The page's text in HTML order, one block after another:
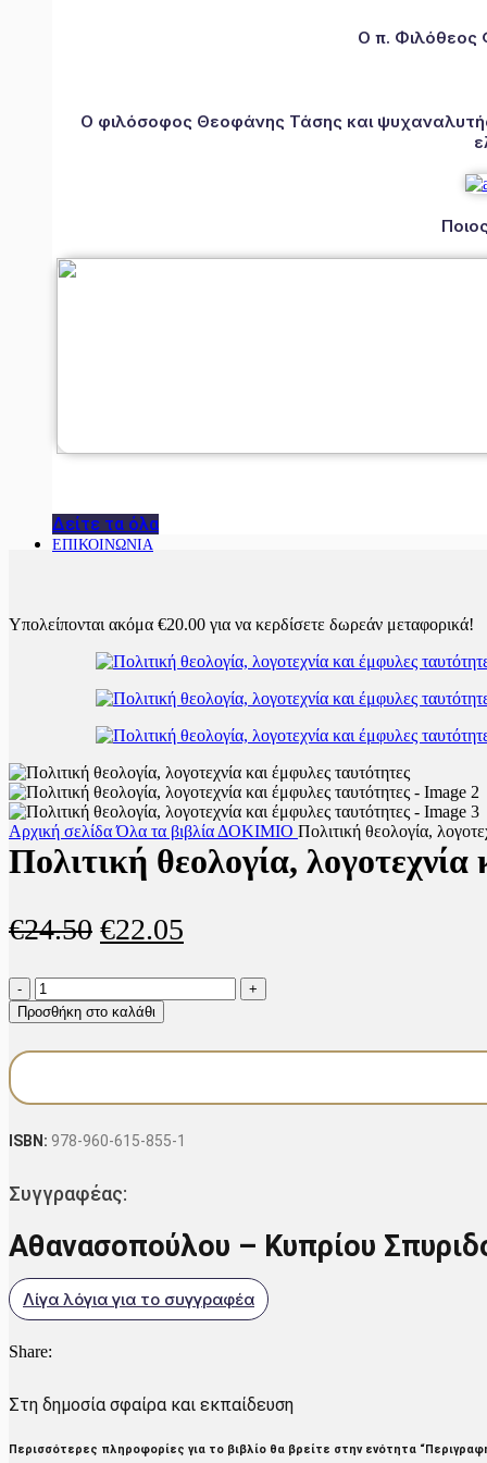
Ο π. Φιλόθεος
Ο φιλόσοφος Θεοφάνης Τάσης και
Δείτε τα όλα
ΕΠΙΚΟΙΝΩΝΙΑ
Υπολείπονται ακόμα €20.00 για να κερδίσετε δωρεάν μεταφορικά!
Αρχική σελίδαΌλα τα βιβλία ΔΟΚΙΜΙΟ Πολιτική θεολογία,
Πολιτική θεολογία,
€24.50 Original
was:
€24.50.
€22.05
τιμή
Πολιτική
θεολογία,
λογοτεχνία
ποσότητα
Προσθήκη στο καλάθι
ISBN: 978-960-615-855-1
Συγγραφέας:
Αθανασοπούλου – Κυπρίου
Λίγα λόγια για το συγγραφέα
Share:
Στη δημοσία σφαίρα και εκπαίδευση
Περισσότερες πληροφορίες για το βιβλίο θα βρείτε στην ενότητα